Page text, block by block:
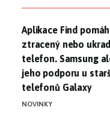
Aplikace Find
Aplikace Find
ztracený nebo
telefon. Samsung
jeho podporu u
telefonů Galaxy
NOVINKY